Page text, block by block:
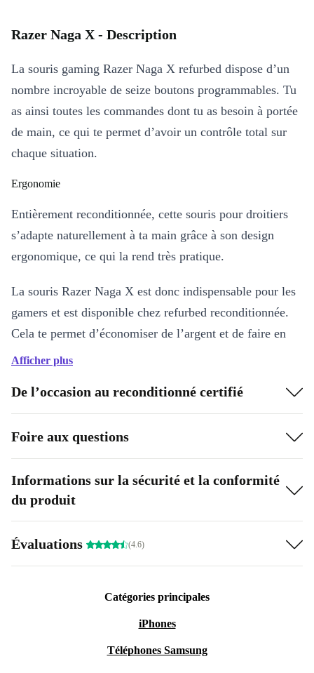
Razer Naga X - Description
La souris gaming Razer Naga X refurbed dispose d’un
nombre incroyable de seize boutons programmables. Tu
as ainsi toutes les commandes dont tu as besoin à portée
de main, ce qui te permet d’avoir un contrôle total sur
chaque situation.
Ergonomie
Entièrement reconditionnée, cette souris pour droitiers
s’adapte naturellement à ta main grâce à son design
ergonomique, ce qui la rend très pratique.
La souris Razer Naga X est donc indispensable pour les
gamers et est disponible chez refurbed reconditionnée.
Cela te permet d’économiser de l’argent et de faire en
même temps un geste pour l’environnement.
Afficher plus
De l’occasion au reconditionné certifié
Foire aux questions
Informations sur la sécurité et la conformité
du produit
Évaluations (4.6)
Catégories principales
iPhones
Téléphones Samsung